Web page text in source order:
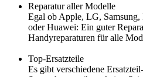
Reparatur aller Modelle
Egal ob Apple, LG,
oder Huawei: Ein guter
Handyreparaturen für alle
Top-Ersatzteile
Es gibt verschiedene